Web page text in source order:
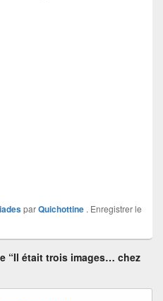
parQuichottine . Enregistrer le
“Il était trois images… chez